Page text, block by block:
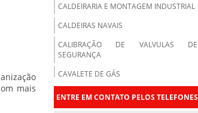
mais
CALDEIRARIA E MONTAGEM INDUSTRIAL
CALDEIRAS NAVAIS
CALIBRAÇÃO DE VALVULAS DE
SEGURANÇA
CAVALETE DE GÁS
COMPRAR ACESSÓRIOS PARA CALDEIRAS
ENTRE EM CONTATO PELOS TELEFONES